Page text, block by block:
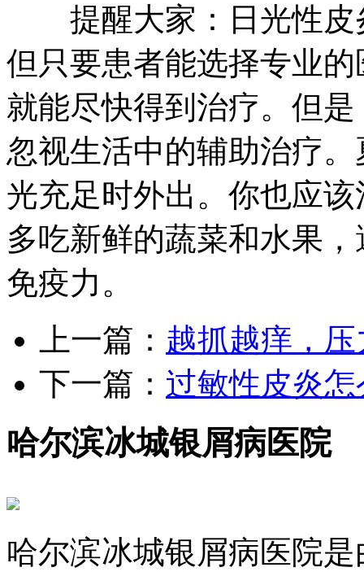
提醒大家：日光性皮
但只要患者能选择专业
就能尽快得到治疗。但
忽视生活中的辅助治疗
光充足时外出。你也应
多吃新鲜的蔬菜和水果
免疫力。
上一篇： 越抓越痒，
下一篇： 过敏性皮炎
哈尔滨冰城银屑病医院
哈尔滨冰城银屑病医院